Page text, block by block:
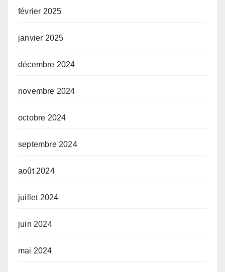
février 2025
janvier 2025
décembre 2024
novembre 2024
octobre 2024
septembre 2024
août 2024
juillet 2024
juin 2024
mai 2024